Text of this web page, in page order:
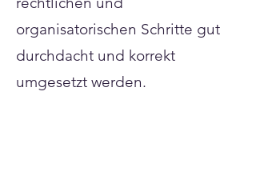
organisatorischen Schritte gut
durchdacht und korrekt
umgesetzt werden.